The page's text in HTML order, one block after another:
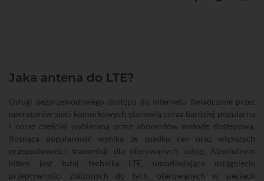
Jaka antena do LTE?
Usługi bezprzewodowego dostępu do Internetu świadczone przez
operatorów sieci komórkowych stanowią coraz bardziej popularną
i coraz częściej wybieraną przez abonentów metodę dostępową.
Rosnąca popularność wynika ze spadku cen oraz większych
przepustowości transmisji dla oferowanych usług. Absolutnym
hitem jest tutaj technika LTE, umożliwiająca osiągnięcie
przepływności zbliżonych do tych, oferowanych w sieciach